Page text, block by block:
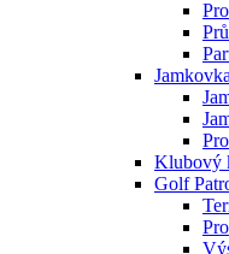
Klubový
Golf